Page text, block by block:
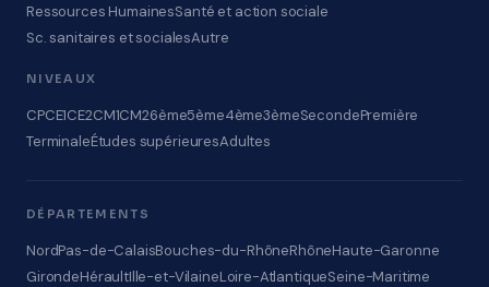
Ressources HumainesSanté et action sociale
Sc. sanitaires et socialesAutre
NIVEAUX
CPCE1CE2CM1CM26ème5ème4ème3èmeSecondePremière
TerminaleÉtudes supérieuresAdultes
DÉPARTEMENTS
NordPas-de-CalaisBouches-du-RhôneRhôneHaute-Garonne
GirondeHéraultIlle-et-VilaineLoire-AtlantiqueSeine-Maritime